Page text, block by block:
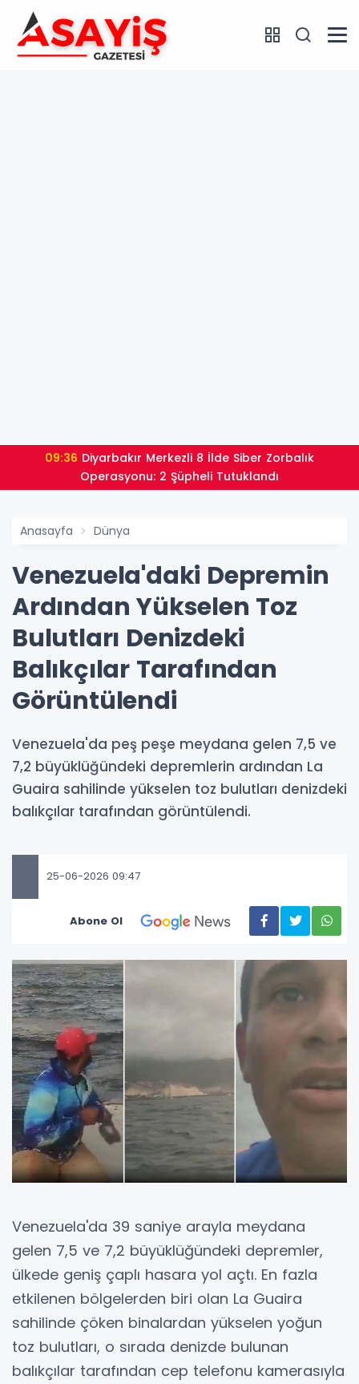
09:36
Operasyonu: 2 Şüpheli Tutuklandı
Anasayfa Dünya
Venezuela'daki Depremin
Ardından Yükselen Toz
Bulutları Denizdeki
Balıkçılar Tarafından
Görüntülendi
Venezuela'da peş peşe meydana gelen 7,5 ve
7,2 büyüklüğündeki depremlerin ardından La
Guaira sahilinde yükselen toz bulutları denizdeki
balıkçılar tarafından görüntülendi.
25-06-2026 09:47
Abone Ol
Venezuela'da 39 saniye arayla meydana
gelen 7,5 ve 7,2 büyüklüğündeki depremler,
ülkede geniş çaplı hasara yol açtı. En fazla
etkilenen bölgelerden biri olan La Guaira
sahilinde çöken binalardan yükselen yoğun
toz bulutları, o sırada denizde bulunan
balıkçılar tarafından cep telefonu kamerasıyla